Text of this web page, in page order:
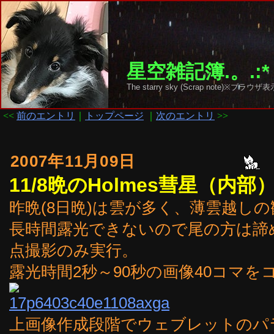
星空雑記簿.。
The starry sky (Scrap note)※ブラウザ
<< 前のエントリ トップページ 次のエントリ >>
2007年11月09日
11/8晩のHolmes彗星（内部
昨晩(8日晩)は雲が多く、薄雲越し
長時間露光できないので尾の方は
点撮影のみ実行。
露光時間2秒～90秒の画像40コマを
上画像作成段階でウェブレットの